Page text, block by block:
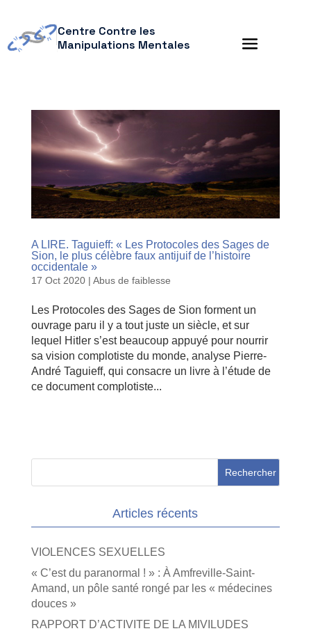
Centre Contre les
Manipulations Mentales
A LIRE. Taguieff: « Les Protocoles des Sages de
Sion, le plus célèbre faux antijuif de l’histoire
occidentale »
17 Oct 2020| Abus de faiblesse
Les Protocoles des Sages de Sion forment un
ouvrage paru il y a tout juste un siècle, et sur
lequel Hitler s’est beaucoup appuyé pour nourrir
sa vision complotiste du monde, analyse Pierre-
André Taguieff, qui consacre un livre à l’étude de
ce document complotiste...
Articles récents
VIOLENCES SEXUELLES
« C’est du paranormal ! » : À Amfreville-Saint-
Amand, un pôle santé rongé par les « médecines
douces »
RAPPORT D’ACTIVITE DE LA MIVILUDES